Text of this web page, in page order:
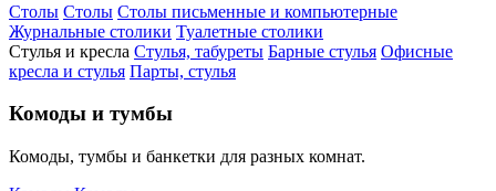
Столы Столы Столы письменные и компьютерные
Журнальные столики Туалетные столики
Стулья и кресла Стулья, табуреты Барные стулья Офисные
кресла и стулья Парты, стулья
Комоды и тумбы
Комоды, тумбы и банкетки для разных комнат.